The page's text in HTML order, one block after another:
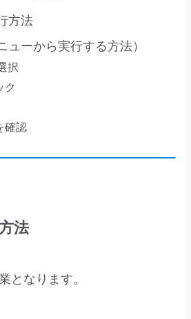
方法
ューから実行する方法）
択
ク
確認
法
となります。